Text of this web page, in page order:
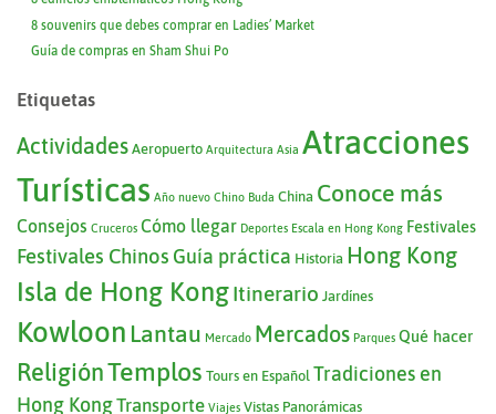
8 souvenirs que debes comprar en Ladies’ Market
Guía de compras en Sham Shui Po
Etiquetas
Actividades Aeropuerto Arquitectura Asia Atracciones
Turísticas Año nuevo Chino Buda China Conoce más
Consejos Cruceros Cómo llegar Deportes Escala en Hong Kong Festivales
Festivales Chinos Guía práctica Historia Hong Kong
Isla de Hong KongItinerario Jardínes
Kowloon Lantau Mercado Mercados Parques Qué hacer
ReligiónTemplos Tours en Español Tradiciones en
Hong KongTransporte Viajes Vistas Panorámicas